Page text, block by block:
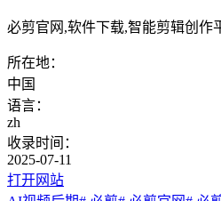
必剪官网,软件下载,智能剪辑创作
所在地：
中国
语言：
zh
收录时间：
2025-07-11
打开网站